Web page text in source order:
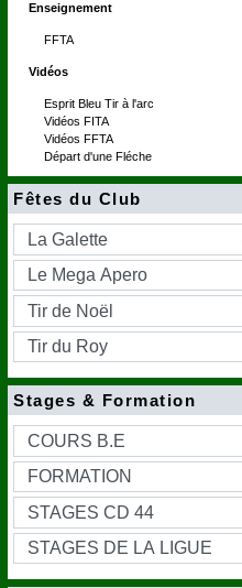
Enseignement
FFTA
Vidéos
Esprit Bleu Tir à l'arc
Vidéos FITA
Vidéos FFTA
Départ d'une Fléche
Fêtes du Club
Stages & Formation